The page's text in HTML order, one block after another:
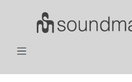
Zum Hauptinhalt springen